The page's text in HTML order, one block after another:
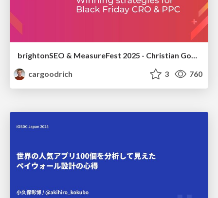
brightonSEO & MeasureFest 2025 - Christian Goodrich - Winning strategies for Black Friday CRO & PPC
cargoodrich
3 760